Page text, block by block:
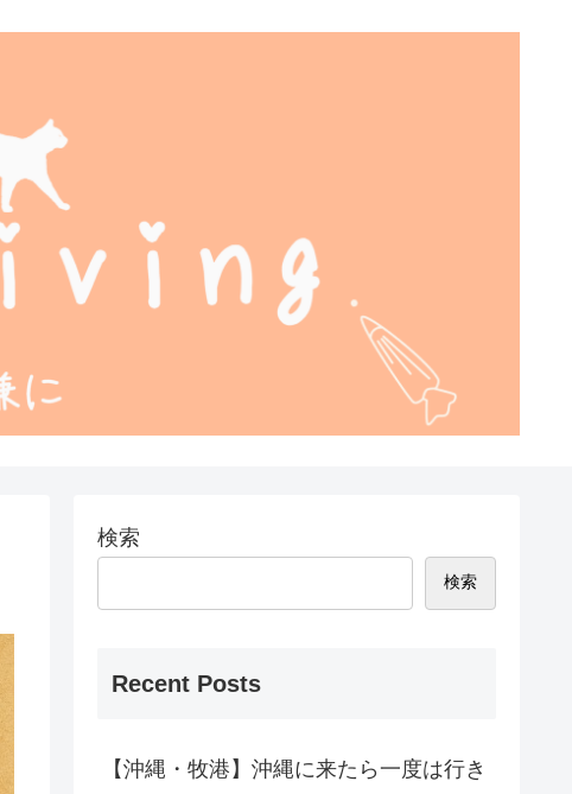
検索
検索
Recent Posts
【沖縄・牧港】沖縄に来たら一度は行き